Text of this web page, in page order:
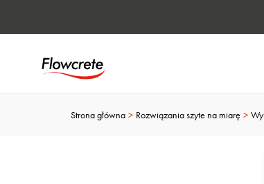
Strona główna Rozwiązania szyte na miarę